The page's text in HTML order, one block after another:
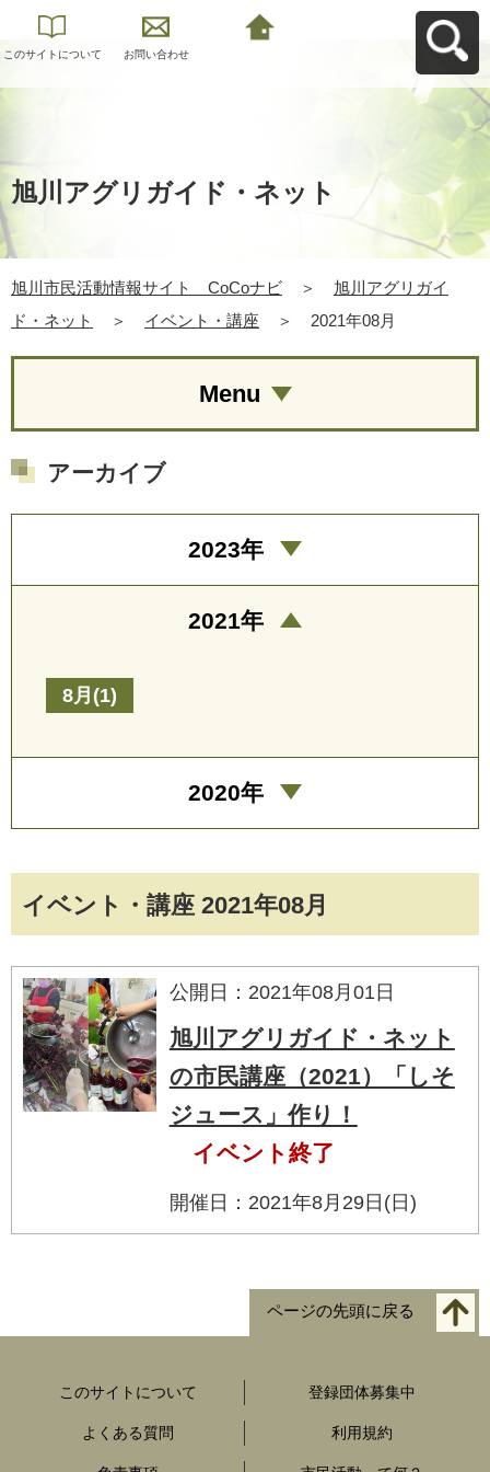
このサイトについて お問い合わせ
旭川アグリガイド・ネット
旭川市民活動情報サイト CoCoナビ ＞
旭川アグリガイ
ド・ネット
＞ イベント・講座 ＞ 2021年08月
イベント・講座 2021年08月
公開日：2021年08月01日
旭川アグリガイド・ネット
の市民講座（2021）「しそ
ジュース」作り！
イベント終了
開催日：2021年8月29日(日)
Menu
アーカイブ
2023年
2021年
8月(1)
2020年
ページの先頭に戻る
このサイトについて 登録団体募集中
よくある質問 利用規約